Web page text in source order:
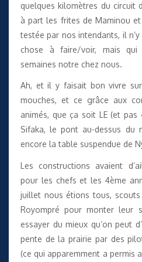
quelques kilomètres du circuit
à part les frites de Maminou
testée par nos intendants, il
chose à faire/voir, mais
semaines notre chez nous.
Ah, et il y faisait bon vivre
mouches, et ce grâce aux
animés, que ça soit LE (et
Sifaka, le pont au-dessus du
encore la table suspendue de
Les constructions avaient
pour les chefs et les 4ème
juillet nous étions tous,
Royompré pour monter leur
essayer du mieux qu’on peut
pente de la prairie par des
(ce qui apparemment a permis